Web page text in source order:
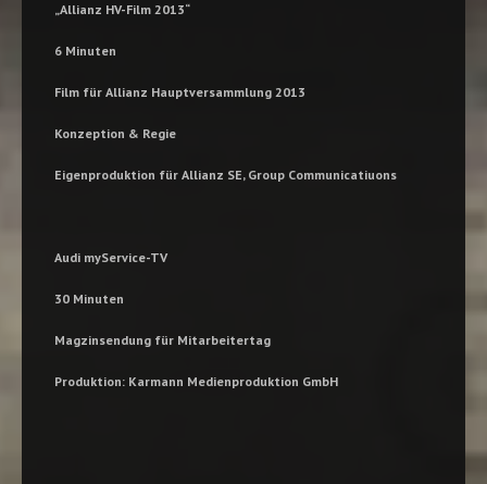
„Allianz HV-Film 2013“
6 Minuten
Film für Allianz Hauptversammlung 2013
Konzeption & Regie
Eigenproduktion für Allianz SE, Group Communicatiuons
Audi myService-TV
30 Minuten
Magzinsendung für Mitarbeitertag
Produktion: Karmann Medienproduktion GmbH